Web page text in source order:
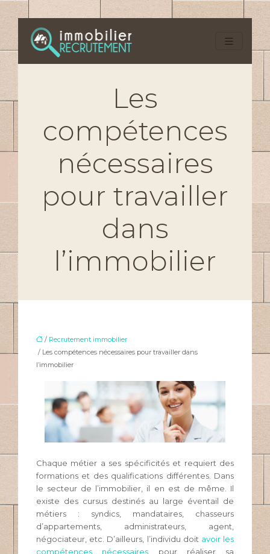
Les
compétences
nécessaires
pour travailler
dans
l’immobilier
/ Recrutement immobilier
/ Les compétences nécessaires pour travailler dans
l’immobilier
Chaque métier a ses spécificités et requiert des
formations et des qualifications différentes. Dans
le secteur de l’immobilier, il en est de même. Il
existe des cursus destinés au large éventail de
métiers : syndics, mandataires, chasseurs
d’appartements, administrateurs, agent,
négociateur, etc. D’ailleurs, l’individu doit avoir les
compétences nécessaires pour réaliser sa